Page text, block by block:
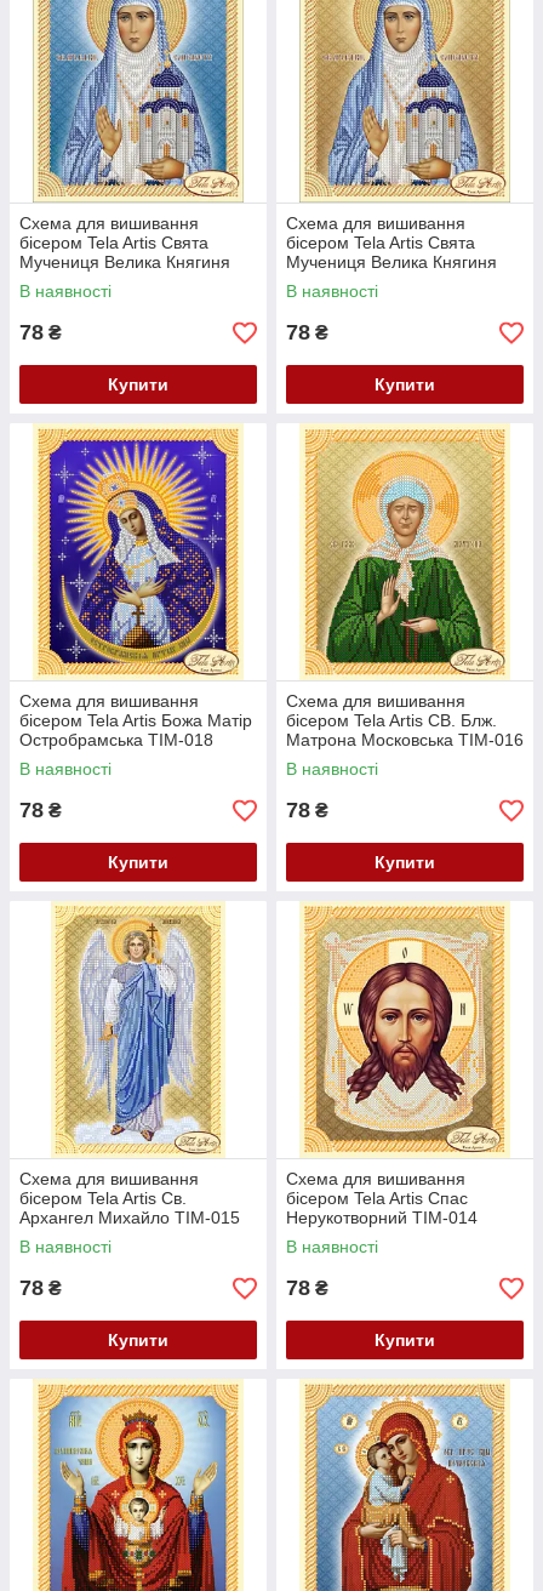
Схема для вишивання
бісером Tela Artis Свята
Мучениця Велика Княгиня
Єлизавета ТІМ-040(1)
В наявності
78 ₴
Купити
Схема для вишивання
бісером Tela Artis Свята
Мучениця Велика Княгиня
Єлизавета ТІМ-040
В наявності
78 ₴
Купити
Схема для вишивання
бісером Tela Artis Божа Матір
Остробрамська ТІМ-018
В наявності
78 ₴
Купити
Схема для вишивання
бісером Tela Artis СВ. Блж.
Матрона Московська ТІМ-016
В наявності
78 ₴
Купити
Схема для вишивання
бісером Tela Artis Св.
Архангел Михайло ТІМ-015
В наявності
78 ₴
Купити
Схема для вишивання
бісером Tela Artis Спас
Нерукотворний ТІМ-014
В наявності
78 ₴
Купити